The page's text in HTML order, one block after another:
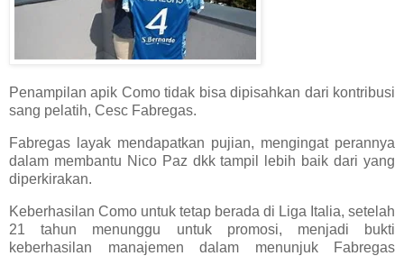
Penampilan apik Como tidak bisa dipisahkan dari kontribusi
sang pelatih, Cesc Fabregas.
Fabregas layak mendapatkan pujian, mengingat perannya
dalam membantu Nico Paz dkk tampil lebih baik dari yang
diperkirakan.
Keberhasilan Como untuk tetap berada di Liga Italia, setelah
21 tahun menunggu untuk promosi, menjadi bukti
keberhasilan manajemen dalam menunjuk Fabregas